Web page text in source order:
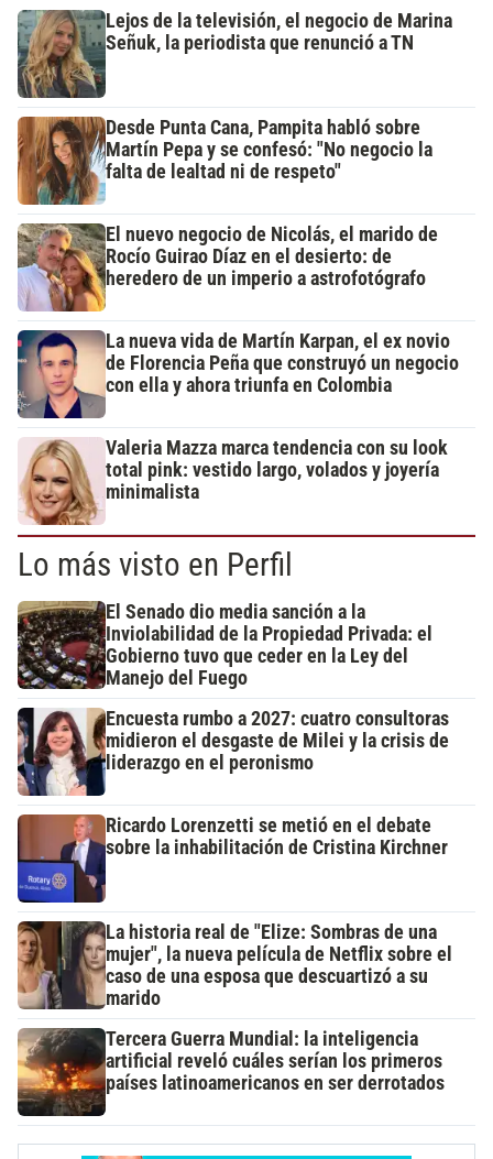
Lejos de la televisión, el negocio de Marina
Señuk, la periodista que renunció a TN
Desde Punta Cana, Pampita habló sobre
Martín Pepa y se confesó: "No negocio la
falta de lealtad ni de respeto"
El nuevo negocio de Nicolás, el marido de
Rocío Guirao Díaz en el desierto: de
heredero de un imperio a astrofotógrafo
La nueva vida de Martín Karpan, el ex novio
de Florencia Peña que construyó un negocio
con ella y ahora triunfa en Colombia
Valeria Mazza marca tendencia con su look
total pink: vestido largo, volados y joyería
minimalista
Lo más visto en Perfil
El Senado dio media sanción a la
Inviolabilidad de la Propiedad Privada: el
Gobierno tuvo que ceder en la Ley del
Manejo del Fuego
Encuesta rumbo a 2027: cuatro consultoras
midieron el desgaste de Milei y la crisis de
liderazgo en el peronismo
Ricardo Lorenzetti se metió en el debate
sobre la inhabilitación de Cristina Kirchner
La historia real de "Elize: Sombras de una
mujer", la nueva película de Netflix sobre el
caso de una esposa que descuartizó a su
marido
Tercera Guerra Mundial: la inteligencia
artificial reveló cuáles serían los primeros
países latinoamericanos en ser derrotados